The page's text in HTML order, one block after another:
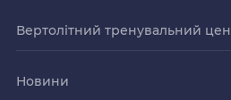
Вертолітний тренувальний
Новини